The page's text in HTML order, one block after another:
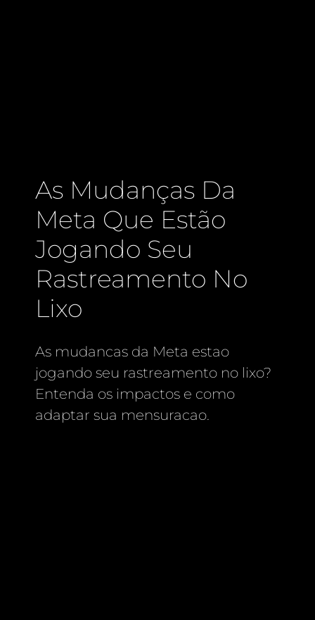
As Mudanças Da
Meta Que Estão
Jogando Seu
Rastreamento No
Lixo
As mudancas da Meta estao
jogando seu rastreamento no lixo?
Entenda os impactos e como
adaptar sua mensuracao.